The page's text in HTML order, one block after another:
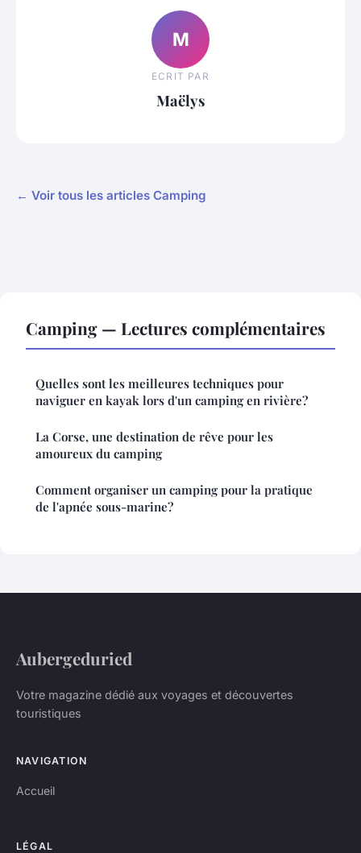
M
ECRIT PAR
Maëlys
← Voir tous les articles Camping
Camping — Lectures complémentaires
Quelles sont les meilleures techniques pour
naviguer en kayak lors d'un camping en rivière?
La Corse, une destination de rêve pour les
amoureux du camping
Comment organiser un camping pour la pratique
de l'apnée sous-marine?
Aubergeduried
Votre magazine dédié aux voyages et découvertes
touristiques
NAVIGATION
Accueil
LÉGAL